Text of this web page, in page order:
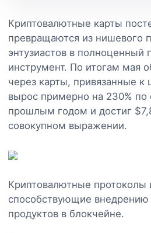
Криптовалютные карты
превращаются из нишевого
энтузиастов в полноценный
инструмент. По итогам мая
через карты, привязанные
вырос примерно на 230% по
прошлым годом и достиг
совокупном выражении.
Криптовалютные протоколы
способствующие
продуктов в блокчейне.